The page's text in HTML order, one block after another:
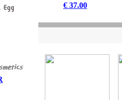
€ 37.00